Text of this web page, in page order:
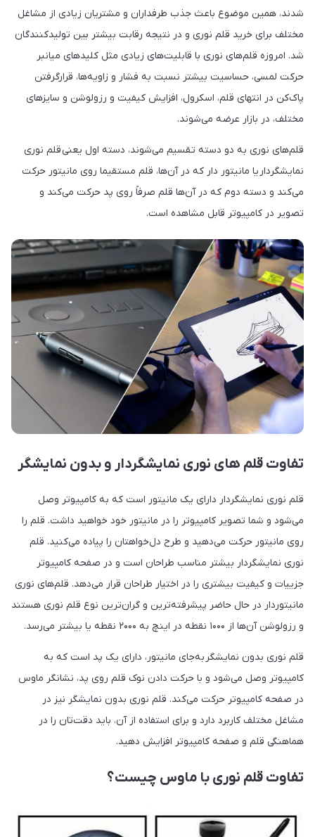
شدند، همین‌ موضوع باعث جذب طرفداران و مشتریان زیادی از مشاغل
مختلف برای خرید قلم نوری و در نتیجه رقابت بیشتر بین تولیدکنندگان
شد. امروزه قلم‌های نوری با قابلیت‌های زیادی مثل کلیدهای میانبر
حرکت لمسی، حساسیت بیشتر نسبت به فشار و زاویه‌ها، قرارگرفتن
پاک‌کن در انتهای قلم، اسکرول، افزایش کیفیت و رزولوشن و سایزهای
مختلف، در بازار عرضه می‌شوند.
قلم‌های نوری به دو دسته تقسیم می‌شوند، دسته اول یعنی قلم نوری
نمایشگردار یا مانیتور دار که در آن‌ها، قلم مستقیما روی مانیتور حرکت
می‌کند و دسته دوم که در آن‌ها قلم صرفاً روی پد حرکت می‌کند و
تصویر در کامپیوتر قابل مشاهده است.
تفاوت قلم های نوری نمایشگردار و بدون نمایشگر
قلم نوری نمایشگردار دارای یک مانیتور است که به کامپیوتر وصل
می‌شود و شما تصویر کامپیوتر را در مانیتور خود خواهید داشت. قلم را
روی مانیتور حرکت می‌دهید و طرح دل‌خواهتان را پیاده می‌کنید. قلم
نوری نمایشگردار بیشتر مناسب طراحان است و در صفحه کامپیوتر
جزییات و کیفیت بیشتری را در اختیار طراحان قرار می‌دهد. قلم‌های نوری
مانیتوردار در حال حاضر پیشرفته‌ترین و گران‌ترین نوع قلم نوری هستند
و رزولوشن آن‌ها از ۱۰۰۰ نقطه در اینچ به ۲۰۰۰ نقطه یا بیشتر می‌رسد.
قلم نوری بدون نمایشگر به‌جای مانیتور، دارای یک پد است که به
کامپیوتر وصل می‌شود و با حرکت دادن نوک قلم روی پد، نشانگر ماوس
در صفحه کامپیوتر حرکت می‌کند. قلم نوری بدون نمایشگر نیز در
مشاغل مختلف کاربرد دارد و برای استفاده از آن، باید دقت‌تان را در
هماهنگی قلم و صفحه کامپیوتر افزایش دهید.
تفاوت قلم نوری با ماوس چیست؟